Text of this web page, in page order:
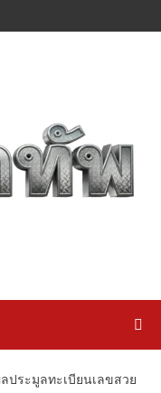
ประมูลทะเบียนเลขสวย